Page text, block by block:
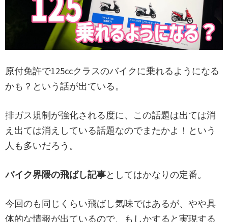
原付免許で125ccクラスのバイクに乗れるようになる
かも？という話が出ている。
排ガス規制が強化される度に、この話題は出ては消
え出ては消えしている話題なのでまたかよ！という
人も多いだろう。
バイク界隈の飛ばし記事としてはかなりの定番。
今回のも同じくらい飛ばし気味ではあるが、やや具
体的な情報が出ているので、もしかすると実現する